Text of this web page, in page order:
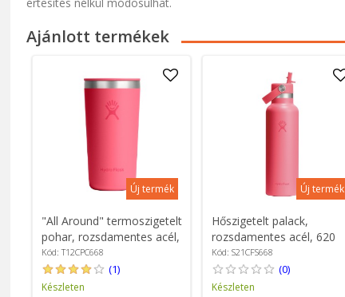
Ajánlott termékek
Új termék
"All Around" termoszigetelt
pohar, rozsdamentes acél,
355 ml, Popstar Pink -
Hydro Flask
Kód: T12CPC668
(1)
Készleten
Új termék
Hőszigetelt palack,
rozsdamentes acél, 620
ml, "Standard Straw",
Popstar Pink - Hydro Flask
Kód: S21CFS668
(0)
Készleten